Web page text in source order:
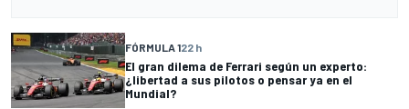
FÓRMULA 122 h
El gran dilema de Ferrari según un experto:
¿libertad a sus pilotos o pensar ya en el
Mundial?